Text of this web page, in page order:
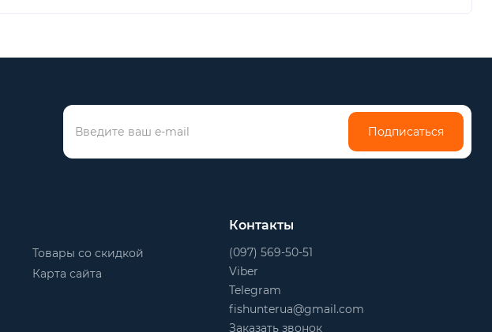
Подписаться
Товары со скидкой
Карта сайта
Контакты
(097) 569-50-51
Viber
Telegram
fishunterua@gmail.com
Заказать звонок